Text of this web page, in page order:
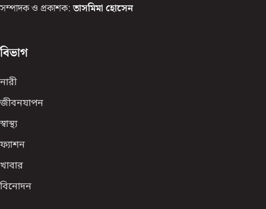
সম্পাদক ও প্রকাশক: তাসমিমা হোসেন
বিভাগ
নারী
জীবনযাপন
স্বাস্থ্য
ফ্যাশন
খাবার
বিনোদন